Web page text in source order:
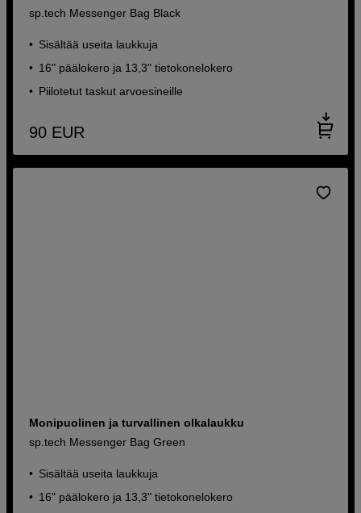
sp.tech Messenger Bag Black
Sisältää useita laukkuja
16" päälokero ja 13,3" tietokonelokero
Piilotetut taskut arvoesineille
90 EUR
Monipuolinen ja turvallinen olkalaukku
sp.tech Messenger Bag Green
Sisältää useita laukkuja
16" päälokero ja 13,3" tietokonelokero